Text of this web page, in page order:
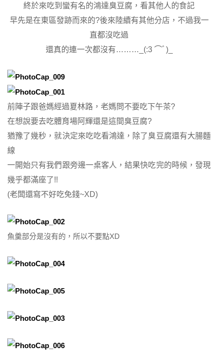
終於來吃到蠻有名的鴻達臭豆腐，看其他人的食記
早先是在東區發跡而來的?後來陸續有其他分店，不過我一
直都沒吃過
還真的連一次都沒有………_(:3 ⌒ﾞ)_
前陣子跟爸媽經過夏林路，老媽問不要吃下午茶?
在想說要去吃體育場阿輝還是這間臭豆腐?
猶豫了幾秒，就決定來吃吃看鴻達，除了臭豆腐還有大腸麵
線
一開始只有我們跟旁邊一桌客人，結果快吃完的時候，發現
幾乎都滿座了!!
(老闆還寫不好吃免錢~XD)
魚羹部分是沒有的，所以不要點XD